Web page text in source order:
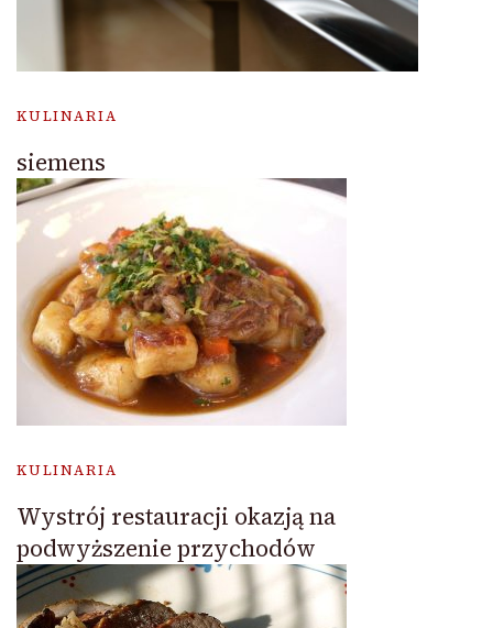
KULINARIA
siemens
KULINARIA
Wystrój restauracji okazją na
podwyższenie przychodów